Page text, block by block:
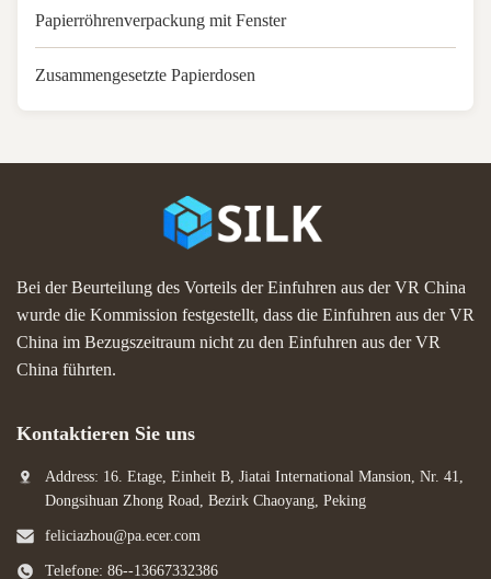
Papierröhrenverpackung mit Fenster
Zusammengesetzte Papierdosen
Bei der Beurteilung des Vorteils der Einfuhren aus der VR China
wurde die Kommission festgestellt, dass die Einfuhren aus der VR
China im Bezugszeitraum nicht zu den Einfuhren aus der VR
China führten.
Kontaktieren Sie uns
Address: 16. Etage, Einheit B, Jiatai International Mansion, Nr. 41,
Dongsihuan Zhong Road, Bezirk Chaoyang, Peking
feliciazhou@pa.ecer.com
Telefone: 86--13667332386